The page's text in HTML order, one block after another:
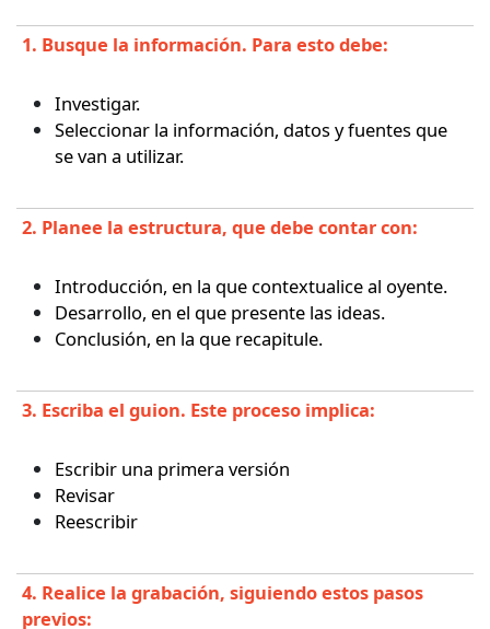
1. Busque la información. Para esto debe:
Investigar.
Seleccionar la información, datos y fuentes que
se van a utilizar.
2. Planee la estructura, que debe contar con:
Introducción, en la que contextualice al oyente.
Desarrollo, en el que presente las ideas.
Conclusión, en la que recapitule.
3. Escriba el guion. Este proceso implica:
Escribir una primera versión
Revisar
Reescribir
4. Realice la grabación, siguiendo estos pasos
previos: